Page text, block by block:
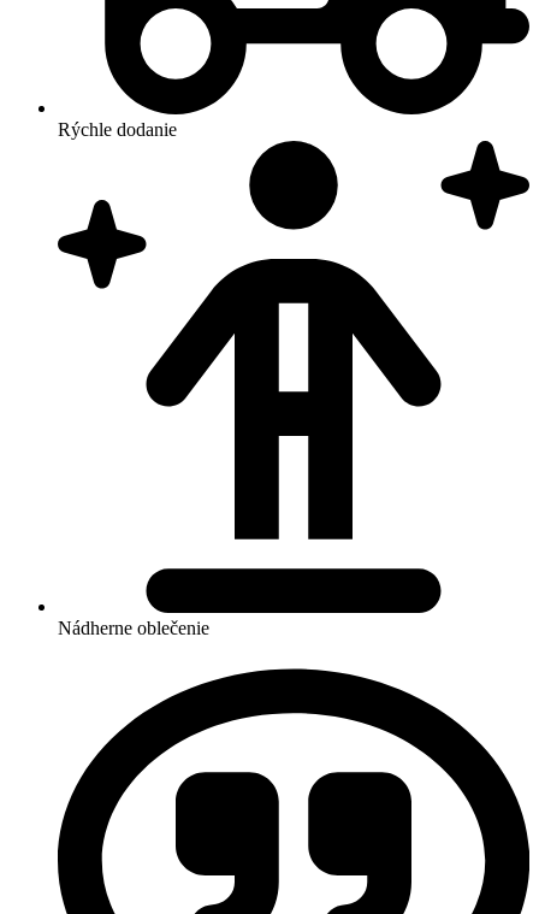
Rýchle dodanie
Nádherne oblečenie